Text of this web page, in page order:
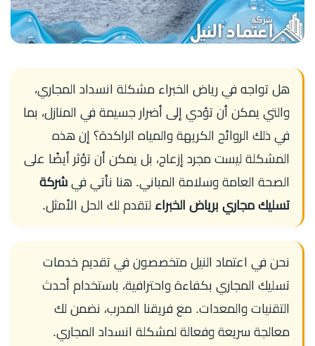
هل تواجه في رياض الخبراء مشكلة انسداد المجاري،
والتي يمكن أن تؤدي إلى أضرار جسيمة في المنازل، بما
في ذلك الروائح الكريهة والمياه الراكدة؟ إن هذه
المشكلة ليست مجرد إزعاج، بل يمكن أن تؤثر أيضًا على
الصحة العامة وسلامة المباني. هنا نأتي في شركة
تسليك مجاري برياض الخبراء لتقدم لك الحل الأمثل.
نحن في اعتماد النيل متخصصون في تقديم خدمات
تسليك المجاري بكفاءة واحترافية، باستخدام أحدث
التقنيات والمعدات. مع فريقنا المدرب، نضمن لك
معالجة سريعة وفعالة لمشكلة انسداد المجاري.